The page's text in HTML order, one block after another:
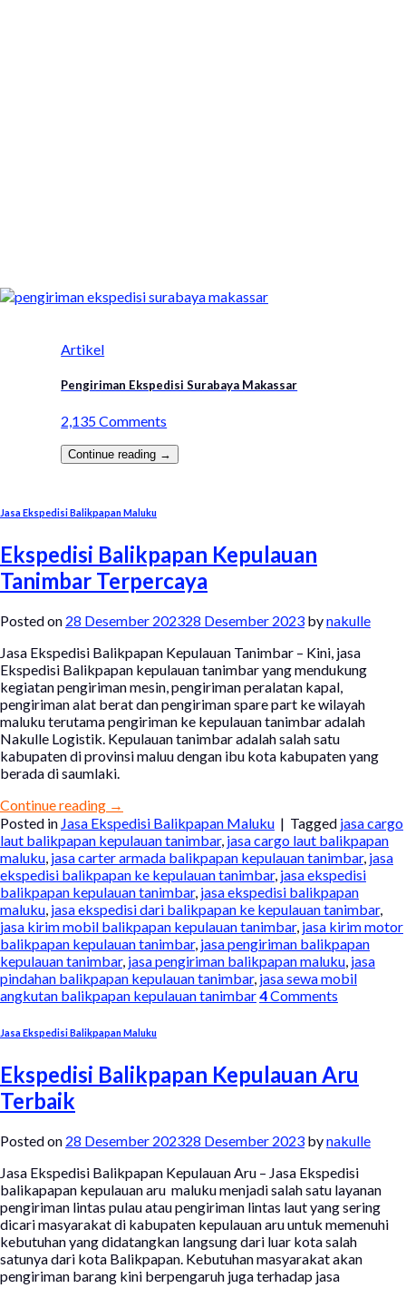
Artikel
Pengiriman Ekspedisi Surabaya Makassar
2,135 Comments
Continue reading →
Jasa Ekspedisi Balikpapan Maluku
Ekspedisi Balikpapan Kepulauan
Tanimbar Terpercaya
Posted on 28 Desember 202328 Desember 2023 bynakulle
Jasa Ekspedisi Balikpapan Kepulauan Tanimbar – Kini, jasa
Ekspedisi Balikpapan kepulauan tanimbar yang mendukung
kegiatan pengiriman mesin, pengiriman peralatan kapal,
pengiriman alat berat dan pengiriman spare part ke wilayah
maluku terutama pengiriman ke kepulauan tanimbar adalah
Nakulle Logistik. Kepulauan tanimbar adalah salah satu
kabupaten di provinsi maluu dengan ibu kota kabupaten yang
berada di saumlaki.
Continue reading →
Posted in Jasa Ekspedisi Balikpapan Maluku | Tagged jasa cargo
laut balikpapan kepulauan tanimbar, jasa cargo laut balikpapan
maluku, jasa carter armada balikpapan kepulauan tanimbar, jasa
ekspedisi balikpapan ke kepulauan tanimbar, jasa ekspedisi
balikpapan kepulauan tanimbar, jasa ekspedisi balikpapan
maluku, jasa ekspedisi dari balikpapan ke kepulauan tanimbar,
jasa kirim mobil balikpapan kepulauan tanimbar, jasa kirim motor
balikpapan kepulauan tanimbar, jasa pengiriman balikpapan
kepulauan tanimbar, jasa pengiriman balikpapan maluku, jasa
pindahan balikpapan kepulauan tanimbar, jasa sewa mobil
angkutan balikpapan kepulauan tanimbar4Comments
Jasa Ekspedisi Balikpapan Maluku
Ekspedisi Balikpapan Kepulauan Aru
Terbaik
Posted on 28 Desember 202328 Desember 2023 bynakulle
Jasa Ekspedisi Balikpapan Kepulauan Aru – Jasa Ekspedisi
balikapapan kepulauan aru maluku menjadi salah satu layanan
pengiriman lintas pulau atau pengiriman lintas laut yang sering
dicari masyarakat di kabupaten kepulauan aru untuk memenuhi
kebutuhan yang didatangkan langsung dari luar kota salah
satunya dari kota Balikpapan. Kebutuhan masyarakat akan
pengiriman barang kini berpengaruh juga terhadap jasa